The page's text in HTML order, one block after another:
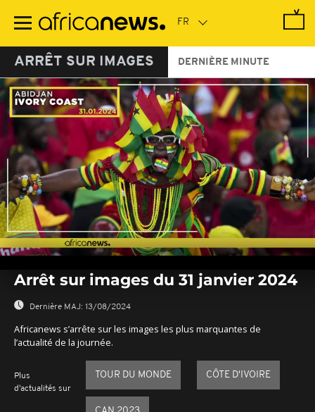
contenu
ARRÊT SUR IMAGES DERNIÈRE MINUTE
seconds
seconds
Arrêt sur images du 31 janvier 2024
Dernière MAJ: 13/08/2024
Africanews s’arrête sur les images les plus marquantes de
l’actualité de la journée.
Plus
d'actualités sur
TOUR DU MONDE CÔTE D'IVOIRE